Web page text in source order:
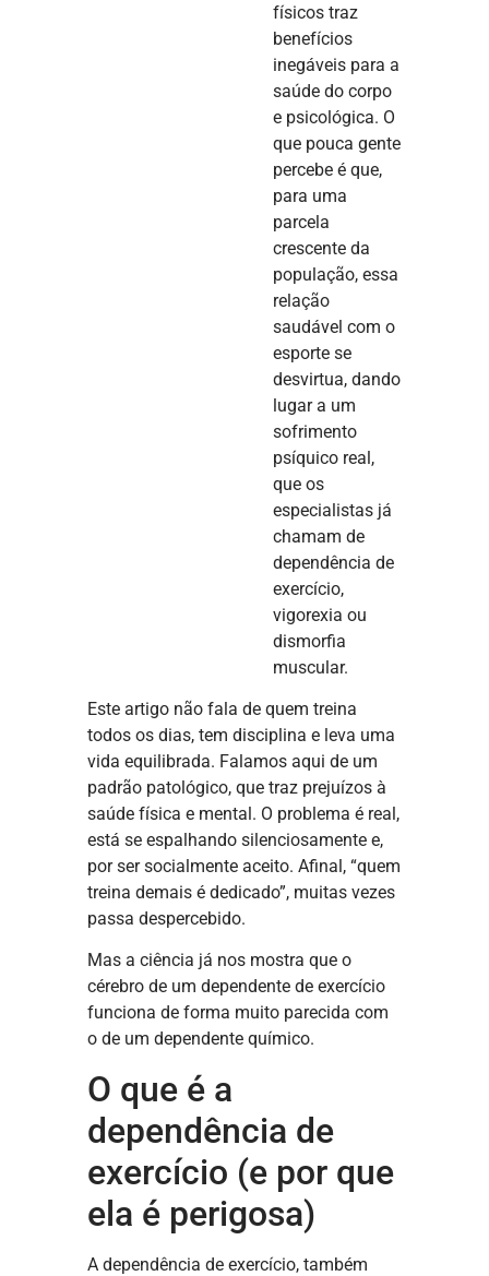
físicos traz
benefícios
inegáveis para a
saúde do corpo
e psicológica. O
que pouca gente
percebe é que,
para uma
parcela
crescente da
população, essa
relação
saudável com o
esporte se
desvirtua, dando
lugar a um
sofrimento
psíquico real,
que os
especialistas já
chamam de
dependência de
exercício,
vigorexia ou
dismorfia
muscular.
Este artigo não fala de quem treina
todos os dias, tem disciplina e leva uma
vida equilibrada. Falamos aqui de um
padrão patológico, que traz prejuízos à
saúde física e mental. O problema é real,
está se espalhando silenciosamente e,
por ser socialmente aceito. Afinal, “quem
treina demais é dedicado”, muitas vezes
passa despercebido.
Mas a ciência já nos mostra que o
cérebro de um dependente de exercício
funciona de forma muito parecida com
o de um dependente químico.
O que é a
dependência de
exercício (e por que
ela é perigosa)
A dependência de exercício, também